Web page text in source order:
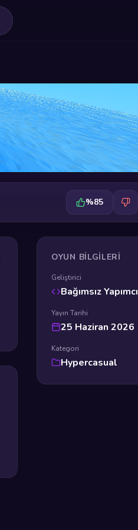
%85
OYUN BILGILERI
Geliştirici
Bağımsız Yapımcı
Yayın Tarihi
25 Haziran 2026
Kategori
Hypercasual